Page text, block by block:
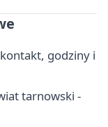
godziny i
tarnowski -